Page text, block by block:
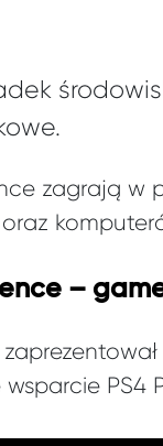
zagrają w
–
wsparcie PS4